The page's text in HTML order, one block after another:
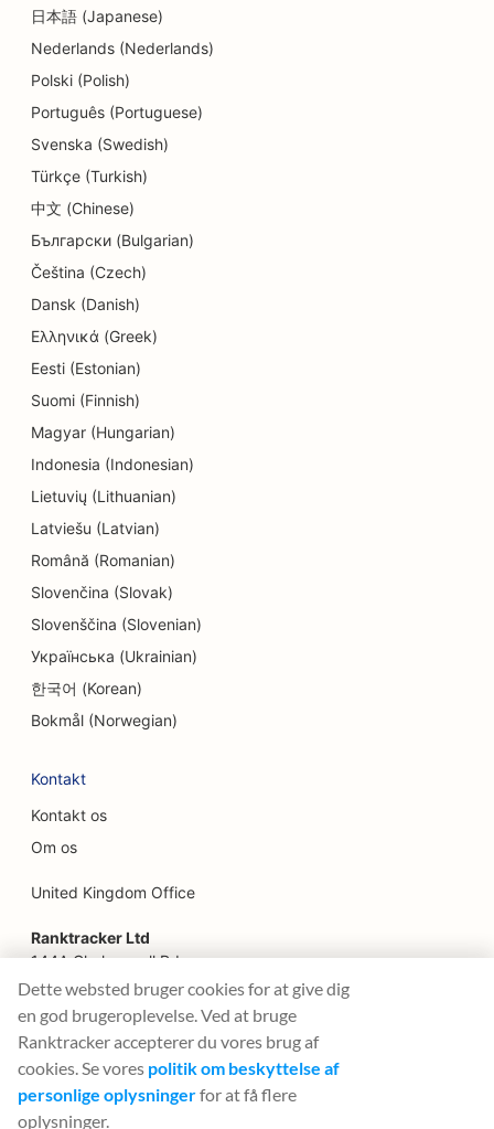
SEO for dermabrasionstjenester
SEO for detailbutikker
SEO for donutbutikker
SEO for uddannelse og børnepasning
SEO for elektrikere
SEO for elektronikbutikker
SEO for underholdning og fritid
SEO for ingeniørfirmaer
EO til etniske restauranter
SEO for Escape Rooms
SEO for familierestauranter
SEO for jord-til-bord-restauranter
SEO for finansielle planlæggere
SEO for fastfood-restauranter
SEO for blomsterhandlere
SEO til food trucks
SEO til food courts
SEO for butikker med frossen yoghurt
SEO for møbelbutikker
日本語 (Japanese)
Nederlands (Nederlands)
Polski (Polish)
Português (Portuguese)
Svenska (Swedish)
Türkçe (Turkish)
中文 (Chinese)
Български (Bulgarian)
Čeština (Czech)
Dansk (Danish)
Ελληνικά (Greek)
Eesti (Estonian)
Suomi (Finnish)
Magyar (Hungarian)
Indonesia (Indonesian)
Lietuvių (Lithuanian)
Latviešu (Latvian)
Română (Romanian)
Slovenčina (Slovak)
Slovenščina (Slovenian)
Українська (Ukrainian)
한국어 (Korean)
Bokmål (Norwegian)
Kontakt
Kontakt os
Om os
United Kingdom Office
Ranktracker Ltd
144A Clerkenwell Rd
London, EC1R 5DF
Company No: 08820809
felix@ranktracker.com
2015 -
Dette websted bruger cookies for at give dig
en god brugeroplevelse. Ved at bruge
Ranktracker accepterer du vores brug af
cookies. Se vores politik om beskyttelse af
personlige oplysningerfor at få flere
oplysninger.